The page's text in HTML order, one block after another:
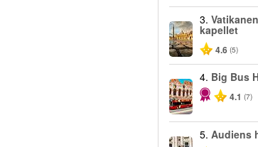
3.
kapellet
4.6 (5)
4. Big Bus
4.1 (7)
5. Audiens